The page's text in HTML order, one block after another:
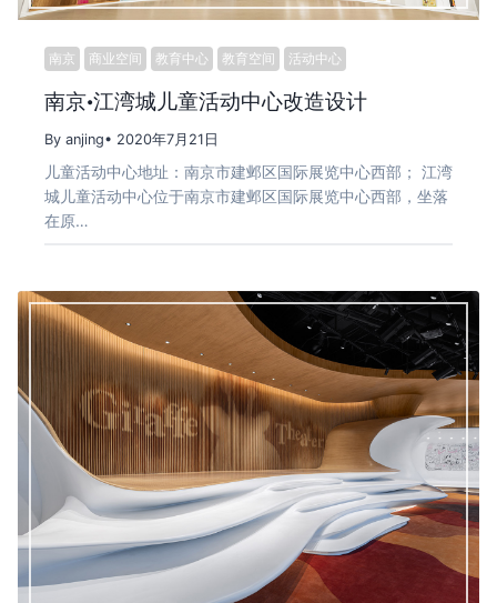
南京 商业空间 教育中心 教育空间 活动中心
南京·江湾城儿童活动中心改造设计
By anjing• 2020年7月21日
儿童活动中心地址：南京市建邺区国际展览中心西部； 江湾
城儿童活动中心位于南京市建邺区国际展览中心西部，坐落
在原…